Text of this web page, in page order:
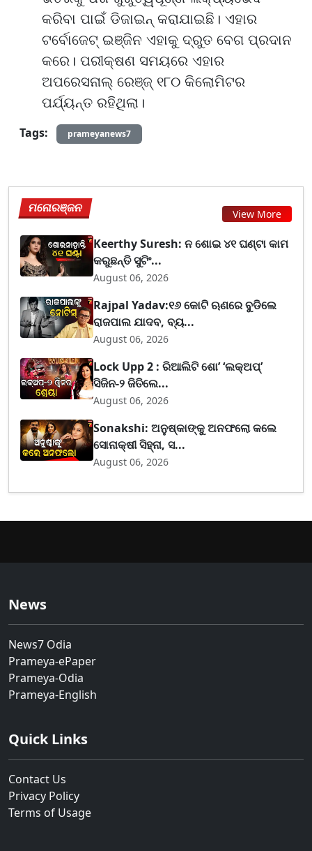
କରିବା ପାଇଁ ଡିଜାଇନ୍ କରାଯାଇଛି। ଏହାର
ଟର୍ବୋଜେଟ୍ ଇଞ୍ଜିନ ଏହାକୁ ଦ୍ରୁତ ବେଗ ପ୍ରଦାନ
କରେ। ପରୀକ୍ଷଣ ସମୟରେ ଏହାର
ଅପରେସନାଲ୍ ରେଞ୍ଜ୍ ୧୮୦ କିଲୋମିଟର
ପର୍ଯ୍ୟନ୍ତ ରହିଥିଲା।
Tags:
prameyanews7
ମନୋରଞ୍ଜନ View More
Keerthy Suresh: ନ ଶୋଇ ୪୧ ଘଣ୍ଟା କାମ
କରୁଛନ୍ତି ସୁଟିଂ...
August 06, 2026
Rajpal Yadav:୧୬ କୋଟି ଋଣରେ ବୁଡିଲେ
ରାଜପାଲ ଯାଦବ, ବ୍ୟ...
August 06, 2026
Lock Upp 2 : ରିଆଲିଟି ଶୋ’ ‘ଲକ୍‌ଅପ୍’
ସିଜିନ-୨ ଜିତିଲେ...
August 06, 2026
Sonakshi: ଅନୁଷ୍କାଙ୍କୁ ଅନଫଲୋ କଲେ
ସୋନାକ୍ଷୀ ସିହ୍ନା, ସ...
August 06, 2026
News
News7 Odia
Prameya-ePaper
Prameya-Odia
Prameya-English
Quick Links
Contact Us
Privacy Policy
Terms of Usage